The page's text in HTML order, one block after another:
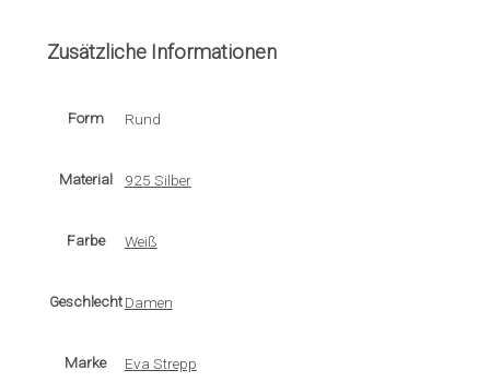
Zusätzliche Informationen
Form Rund
Material 925 Silber
Farbe Weiß
Geschlecht Damen
Marke Eva Strepp